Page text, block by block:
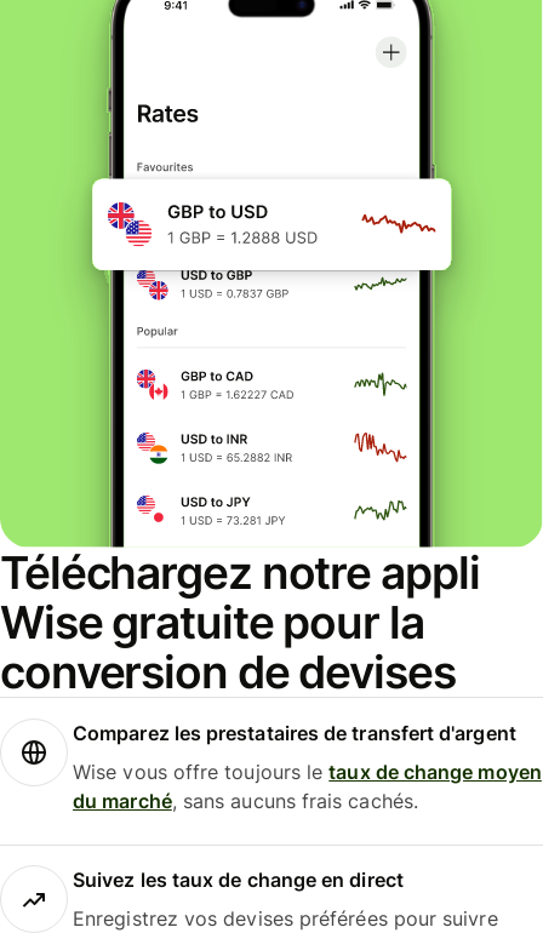
Téléchargez notre appli
Wise gratuite pour la
conversion de devises
Comparez les prestataires de transfert d'argent
Wise vous offre toujours letaux de change moyen
du marché, sans aucuns frais cachés.
Suivez les taux de change en direct
Enregistrez vos devises préférées pour suivre